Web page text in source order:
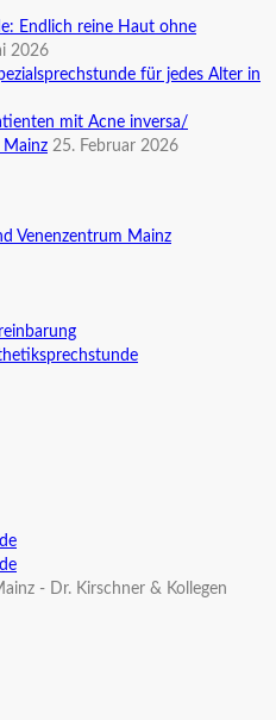
Endlich reine Haut ohne
2026
für jedes Alter in
mit Acne inversa/
25. Februar 2026
Venenzentrum Mainz
- Dr. Kirschner & Kollegen